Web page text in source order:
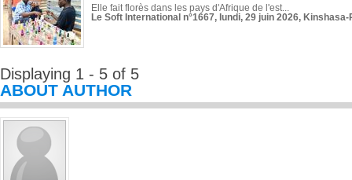
Elle fait florès dans les pays d'Afrique de l'est...
Le Soft International n°1667, lundi, 29 juin 2026,
Displaying 1 - 5 of 5
ABOUT AUTHOR